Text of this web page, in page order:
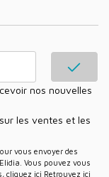
les ventes et les
Vous pouvez vous
cliquez ici Retrouvez ici